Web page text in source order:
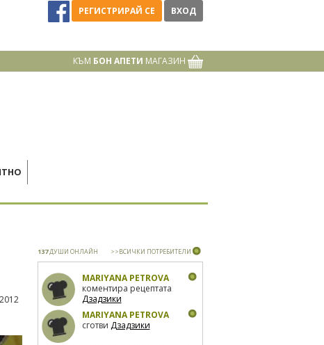
РЕГИСТРИРАЙ СЕ ВХОД
КЪМ БОН АПЕТИ МАГАЗИН
137ДУШИ ОНЛАЙН >>ВСИЧКИ ПОТРЕБИТЕЛИ
MARIYANA PETROVA
коментира рецептата
Дзадзики
MARIYANA PETROVA
сготви Дзадзики